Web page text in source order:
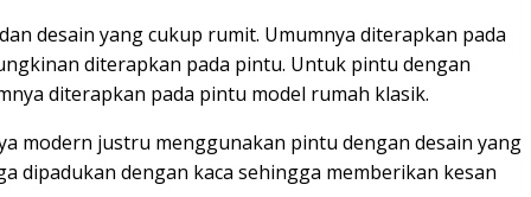
desain yang cukup rumit. Umumnya diterapkan pada
diterapkan pada pintu. Untuk pintu dengan
diterapkan pada pintu model rumah klasik.
modern justru menggunakan pintu dengan desain yang
dipadukan dengan kaca sehingga memberikan kesan